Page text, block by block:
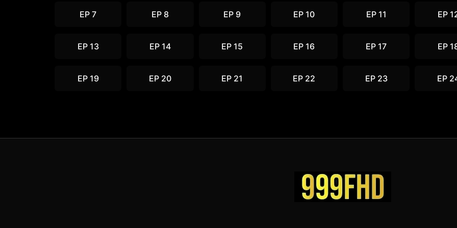
EP 7 EP 8 EP 9 EP 10 EP 11 EP
EP 13 EP 14 EP 15 EP 16 EP 17 EP
EP 19 EP 20 EP 21 EP 22 EP 23 EP